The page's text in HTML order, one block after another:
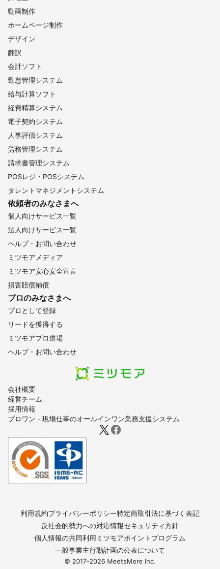
会社概要
経営チーム
採用情報
プロワン - 現場仕事のオールインワン業務支援システム
動画制作
ホームページ制作
デザイン
翻訳
会計ソフト
勤怠管理システム
給与計算ソフト
経費精算システム
電子契約システム
人事評価システム
労務管理システム
請求書管理システム
POSレジ・POSシステム
タレントマネジメントシステム
依頼者のみなさまへ
個人向けサービス一覧
法人向けサービス一覧
ヘルプ・お問い合わせ
ミツモアメディア
ミツモア安心安全宣言
損害賠償補償
プロのみなさまへ
プロとして登録
リードを獲得する
ミツモアプロ道場
ヘルプ・お問い合わせ
利用規約プライバシーポリシー特定商取引法に基づく表記
反社会的勢力への対応情報セキュリティ方針
個人情報の共同利用 ミツモアポイントプログラム
一般事業主行動計画の公表について
© 2017-2026 MeetsMore Inc.